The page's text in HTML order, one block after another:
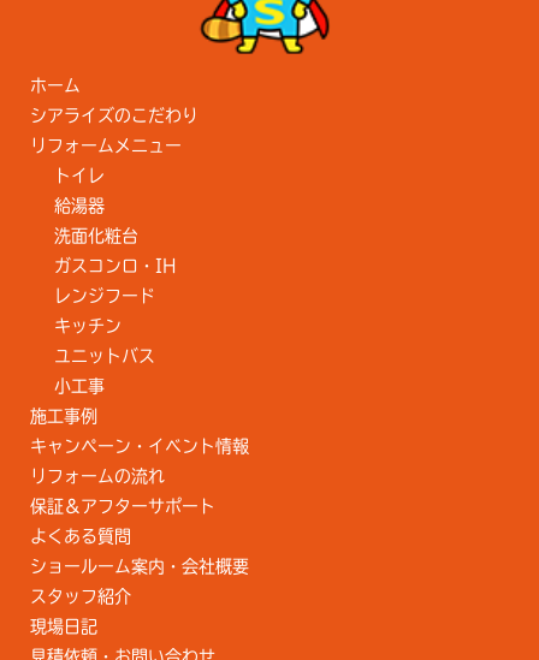
ホーム
シアライズのこだわり
リフォームメニュー
トイレ
給湯器
洗面化粧台
ガスコンロ・IH
レンジフード
キッチン
ユニットバス
小工事
施工事例
キャンペーン・イベント情報
リフォームの流れ
保証＆アフターサポート
よくある質問
ショールーム案内・会社概要
スタッフ紹介
現場日記
見積依頼・お問い合わせ